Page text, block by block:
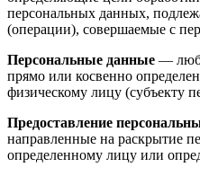
персональных данных,
(операции), совершаемые с
Персональные данные —
прямо или косвенно
физическому лицу (субъекту
Предоставление
направленные на раскрытие
определенному лицу или